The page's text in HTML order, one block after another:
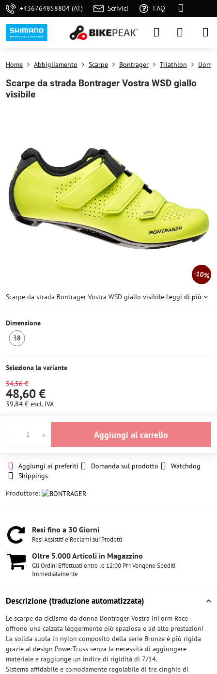
+436764858804 (AT) Scrivici FAQ
10%
Home Abbigliamento Scarpe Bontrager Triathlon Uomo
Scarpe da strada Bontrager Vostra WSD giallo
visibile
Scarpe da strada Bontrager Vostra WSD giallo visibile Leggi di più
Dimensione
38
Seleziona la variante
54,56 €
48,60 €
39,84 € escl. IVA
Aggiungi al carrello
Aggiungi ai preferiti Domanda sul prodotto
Watchdog
Shippings
Produttore:
Resi fino a 30 Giorni
Resi Assistiti e Reclami sui Prodotti
Oltre 5​.000 Articoli in Magazzino
Gli Ordini Effettuati entro le 12:00 PM Vengono Spediti
Immediatamente
Descrizione (traduzione automatizzata)
Le scarpe da ciclismo da donna Bontrager Vostra inForm Race
offrono una calzata leggermente più spaziosa e ad alte prestazioni
La solida suola in nylon composito della serie Bronze è più rigida
grazie al design PowerTruss senza la necessità di aggiungere
materiale e raggiunge un indice di rigidità di 7/14.
Sistema affidabile e comodamente regolabile di tre cinghie di